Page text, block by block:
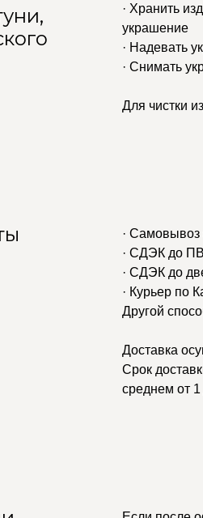
· Хранить
украшение
· Надевать
· Снимать
Для чистки
· Самовывоз
· СДЭК до
· СДЭК до
· Курьер по
Другой
Доставка
Срок
среднем от